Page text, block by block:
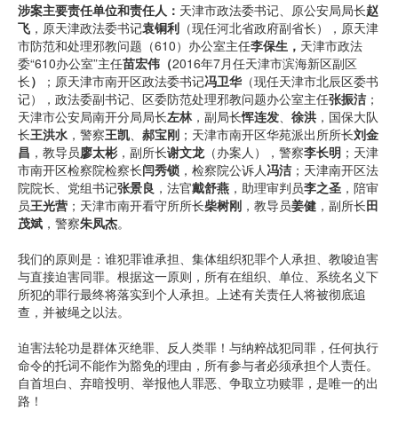
涉案主要责任单位和责任人： 天津市政法委书记、原公安局局长赵
飞 ，原天津政法委书记袁铜利 （现任河北省政府副省长），原天津
市防范和处理邪教问题（610）办公室主任李保生， 天津市政法
委“610办公室”主任苗宏伟（2016年7月任天津市滨海新区副区
长） ；原天津市南开区政法委书记冯卫华（现任天津市北辰区委书
记），政法委副书记、区委防范处理邪教问题办公室主任张振洁 ；
天津市公安局南开分局局长左林，副局长恽连发、 徐洪 ，国保大队
长王洪水 ，警察王凯、 郝宝刚 ；天津市南开区华苑派出所所长刘金
昌 ，教导员廖太彬，副所长谢文龙（办案人），警察李长明 ；天津
市南开区检察院检察长闫秀锁 ，检察院公诉人冯洁 ；天津南开区法
院院长、党组书记张景良 ，法官戴舒燕 ，助理审判员李之圣 ，陪审
员王光营 ；天津市南开看守所所长柴树刚 ，教导员姜健 ，副所长田
茂斌 ，警察朱凤杰。
我们的原则是：谁犯罪谁承担、集体组织犯罪个人承担、教唆迫害
与直接迫害同罪。根据这一原则，所有在组织、单位、系统名义下
所犯的罪行最终将落实到个人承担。上述有关责任人将被彻底追
查，并被绳之以法。
迫害法轮功是群体灭绝罪、反人类罪！与纳粹战犯同罪，任何执行
命令的托词不能作为豁免的理由，所有参与者必须承担个人责任。
自首坦白、弃暗投明、举报他人罪恶、争取立功赎罪，是唯一的出
路！